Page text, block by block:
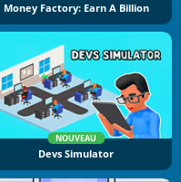
Money Factory: Earn A Billion
NOUVEAU
Devs Simulator